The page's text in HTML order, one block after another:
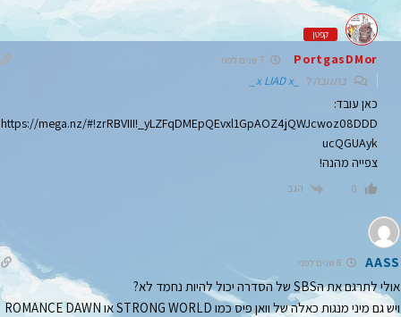
קפטן
PortgasDMor
בתגובה ל _x LIAD x_
כאן עובד:
https://mega.nz/#!zrRBVIII!_yLZFqDMEpQEvxl1GpAOZ4jQWJcwoz08DDD
ucQGUAyk
צפייה מהנה!
0 הגב
AASS
אולי לתרגם את הSBS של הסדרה יכול להיות נחמד לא?
ויש גם מיני מנגות כאלה של וואן פיס כמו STRONG WORLD או ROMANCE DAWN